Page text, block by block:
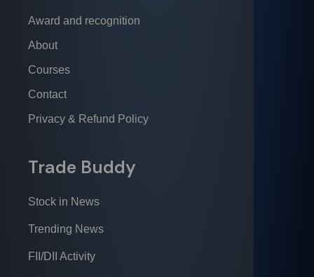
Award and recognition
About
Courses
Contact
Privacy & Refund Policy
Trade Buddy
Stock in News
Trending News
FII/DII Activity